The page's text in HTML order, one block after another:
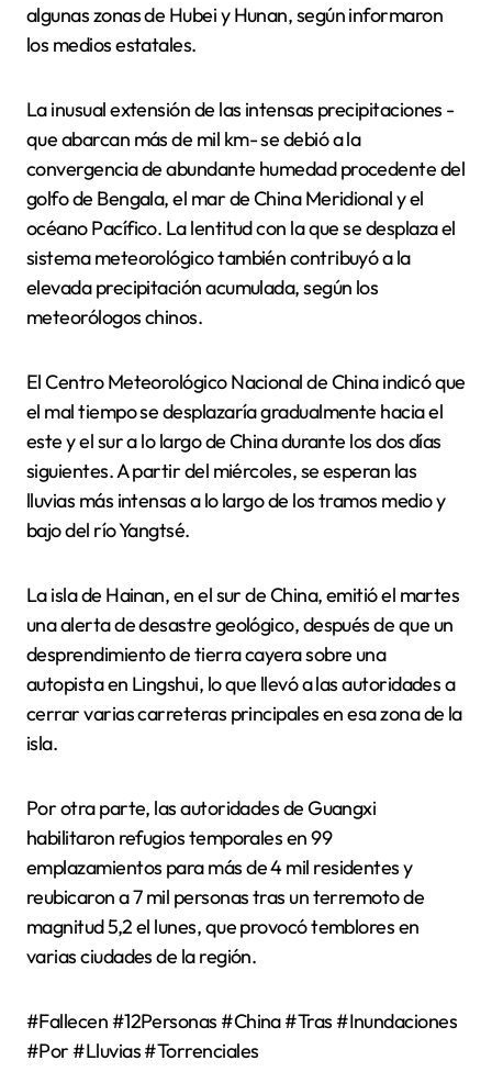
algunas zonas de Hubei y Hunan, según informaron
los medios estatales.
La inusual extensión de las intensas precipitaciones -
que abarcan más de mil km- se debió a la
convergencia de abundante humedad procedente del
golfo de Bengala, el mar de China Meridional y el
océano Pacífico. La lentitud con la que se desplaza el
sistema meteorológico también contribuyó a la
elevada precipitación acumulada, según los
meteorólogos chinos.
El Centro Meteorológico Nacional de China indicó que
el mal tiempo se desplazaría gradualmente hacia el
este y el sur a lo largo de China durante los dos días
siguientes. A partir del miércoles, se esperan las
lluvias más intensas a lo largo de los tramos medio y
bajo del río Yangtsé.
La isla de Hainan, en el sur de China, emitió el martes
una alerta de desastre geológico, después de que un
desprendimiento de tierra cayera sobre una
autopista en Lingshui, lo que llevó a las autoridades a
cerrar varias carreteras principales en esa zona de la
isla.
Por otra parte, las autoridades de Guangxi
habilitaron refugios temporales en 99
emplazamientos para más de 4 mil residentes y
reubicaron a 7 mil personas tras un terremoto de
magnitud 5,2 el lunes, que provocó temblores en
varias ciudades de la región.
#Fallecen #12Personas #China #Tras #Inundaciones
#Por #Lluvias #Torrenciales